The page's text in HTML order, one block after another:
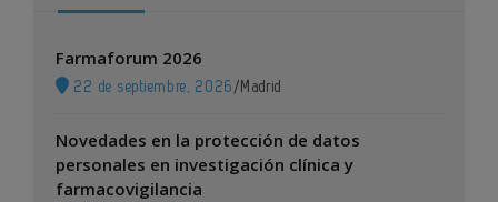
Farmaforum 2026
22 de septiembre, 2026 / Madrid
Novedades en la protección de datos
personales en investigación clínica y
farmacovigilancia